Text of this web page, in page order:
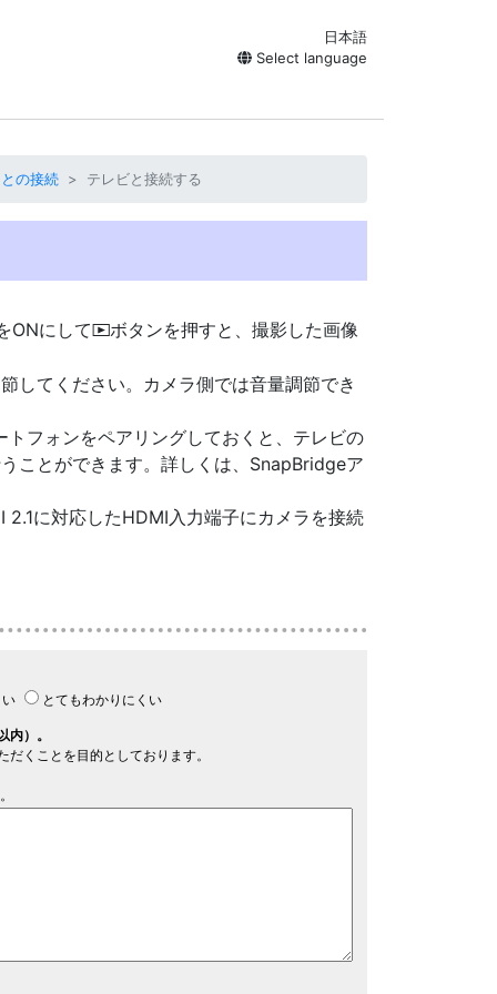
日本語
Select language
の接続 テレビと接続する
ONにして Kボタンを押すと、撮影した画像
してください。カメラ側では音量調節でき
フォンをペアリングしておくと、テレビの
ことができます。詳しくは、SnapBridgeア
に対応したHDMI入力端子にカメラを接続